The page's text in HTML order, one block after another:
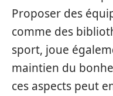
Proposer des
comme des
sport, joue
maintien du
ces aspects peut